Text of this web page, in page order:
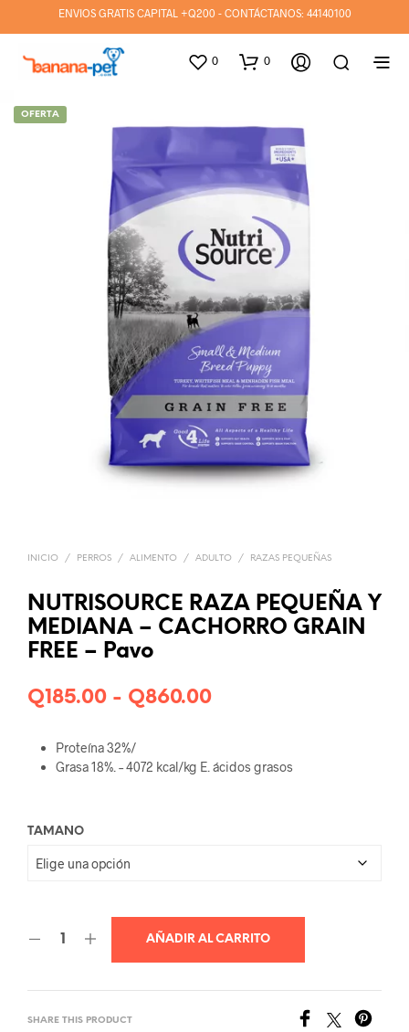
ENVIOS GRATIS CAPITAL +Q200 - CONTÁCTANOS: 44140100
0 0
OFERTA
INICIO / PERROS / ALIMENTO / ADULTO / RAZAS PEQUEÑAS
NUTRISOURCE RAZA PEQUEÑA Y
MEDIANA – CACHORRO GRAIN
FREE – Pavo
Q185.00 - Q860.00Rango
precios:
Proteína 32%/
Grasa 18%. – 4072 kcal/kg E. ácidos grasos
TAMANO
AÑADIR AL CARRITO
SHARE THIS PRODUCT